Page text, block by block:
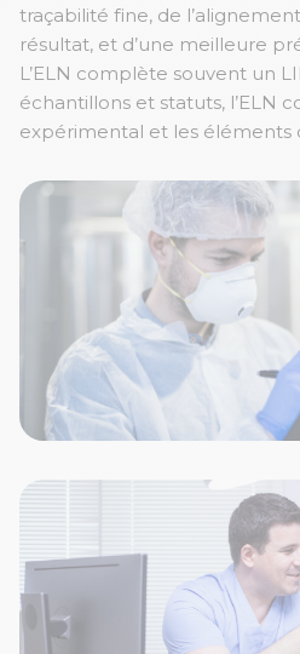
traçabilité fine, de
résultat, et d’une meilleure
L’ELN complète souvent un
échantillons et statuts, l’ELN
expérimental et les éléments